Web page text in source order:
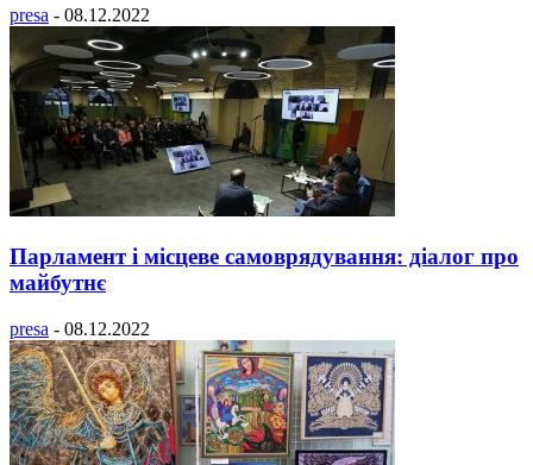
presa - 08.12.2022
Парламент і місцеве самоврядування: діалог про
майбутнє
presa - 08.12.2022